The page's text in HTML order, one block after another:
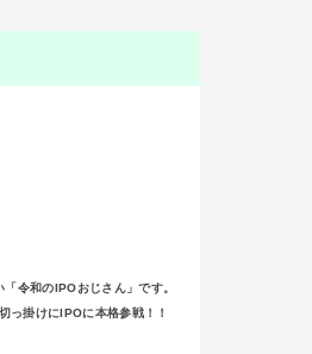
令和のIPOおじさん」です。
っ掛けにIPOに本格参戦！！